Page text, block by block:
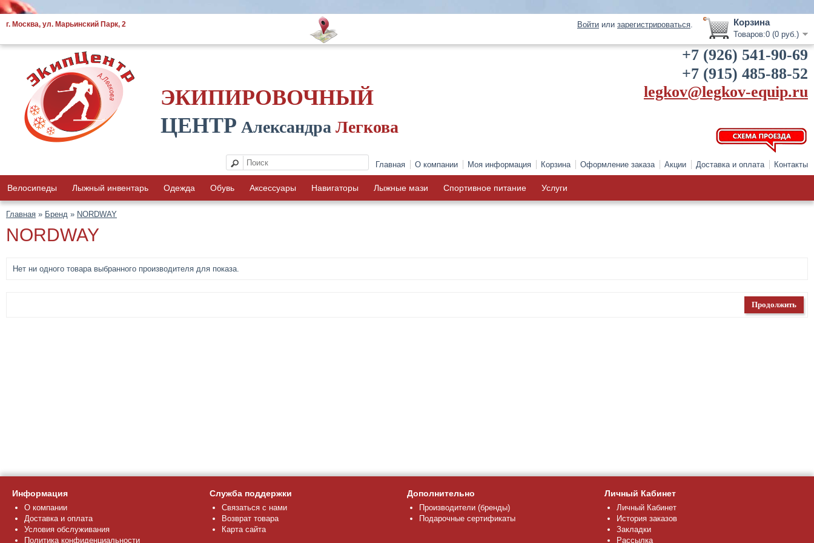
г. Москва, ул. Марьинский Парк, 2 Войти или зарегистрироваться. Корзина
Товаров:0 (0 руб.)
ЭКИПИРОВОЧНЫЙ
ЦЕНТР Александра Легкова
+7 (926) 541-90-69
+7 (915) 485-88-52
legkov@legkov-equip.ru
Главная О компании Моя информация Корзина Оформление заказа Акции Доставка и оплата Контакты
Велосипеды Лыжный инвентарь Одежда Обувь Аксессуары Навигаторы Лыжные мази Спортивное питание Услуги
Главная » Бренд » NORDWAY
NORDWAY
Нет ни одного товара выбранного производителя для показа.
Продолжить
Информация
О компании
Доставка и оплата
Условия обслуживания
Политика конфиденциальности
Служба поддержки
Связаться с нами
Возврат товара
Карта сайта
Дополнительно
Производители (бренды)
Подарочные сертификаты
Личный Кабинет
Личный Кабинет
История заказов
Закладки
Рассылка